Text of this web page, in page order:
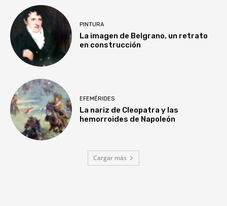
PINTURA
La imagen de Belgrano, un retrato
en construcción
EFEMÉRIDES
La nariz de Cleopatra y las
hemorroides de Napoleón
Cargar más